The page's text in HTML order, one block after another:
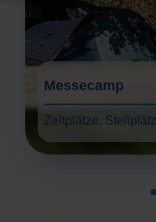
Messecamp
Zeltplätze,